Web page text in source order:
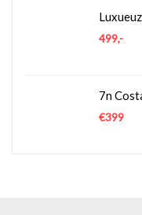
499,-
7n
€399